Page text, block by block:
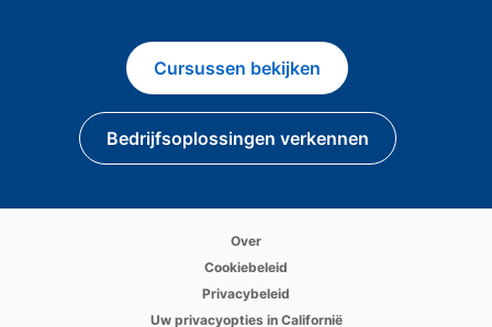
Cursussen bekijken
Bedrijfsoplossingen verkennen
Over
Cookiebeleid
Privacybeleid
Uw privacyopties in Californië